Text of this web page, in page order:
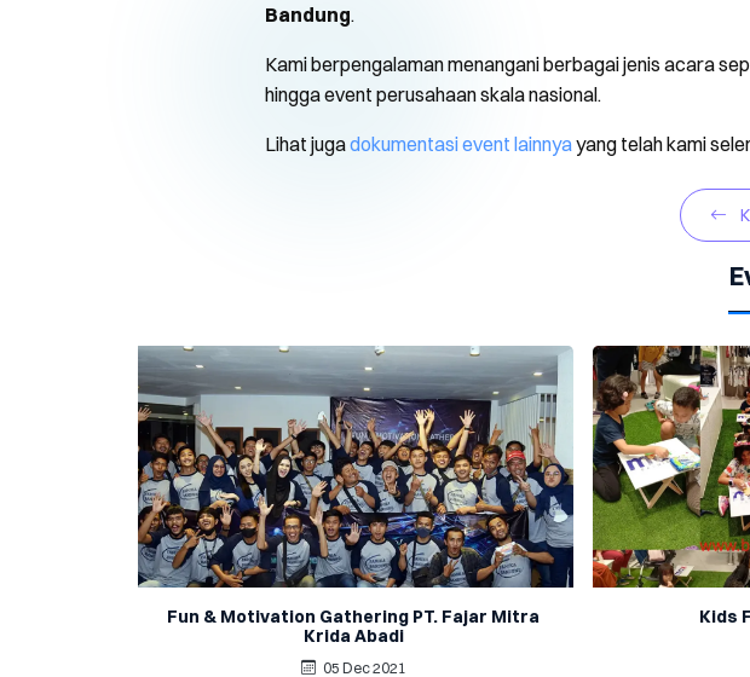
Bandung.
Kami berpengalaman menangani berbagai jenis acara
hingga event perusahaan skala nasional.
Lihat jugadokumentasi event lainnyayang telah kami
Fun & Motivation Gathering PT. Fajar Mitra
Krida Abadi
05 Dec 2021
Kids